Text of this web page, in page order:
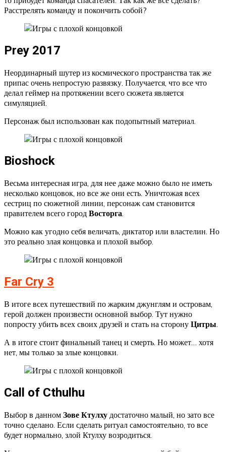
Расстрелять команду и покончить собой?
Prey 2017
Неординарный шутер из космического пространства так же
припас очень непростую развязку. Получается, что все что
делал геймер на протяжении всего сюжета является
симуляцией.
Персонаж был использован как подопытный материал.
Bioshock
Весьма интересная игра, для нее даже можно было не иметь
несколько концовок, но все же они есть. Уничтожая всех
сестриц по сюжетной линии, персонаж сам становится
правителем всего город Восторга.
Можно как угодно себя величать, диктатор или властелин. Но
это реально злая концовка и плохой выбор.
Far Cry 3
В итоге всех путешествий по жарким джунглям и островам,
герой должен произвести основной выбор. Тут нужно
попросту убить всех своих друзей и стать на сторону Цитры.
А в итоге стоит финальный танец и смерть. Но может… хотя
нет, мы только за злые концовки.
Call of Cthulhu
Выбор в данном Зове Ктулху достаточно малый, но зато все
точно сделано. Если сделать ритуал самостоятельно, то все
будет нормально, злой Ктулху возродиться.